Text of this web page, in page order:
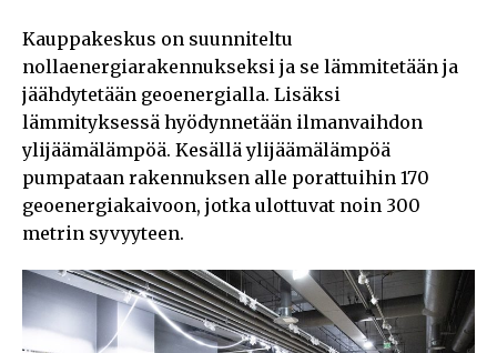
Kauppakeskus on suunniteltu
nollaenergiarakennukseksi ja se lämmitetään ja
jäähdytetään geoenergialla. Lisäksi
lämmityksessä hyödynnetään ilmanvaihdon
ylijäämälämpöä. Kesällä ylijäämälämpöä
pumpataan rakennuksen alle porattuihin 170
geoenergiakaivoon, jotka ulottuvat noin 300
metrin syvyyteen.